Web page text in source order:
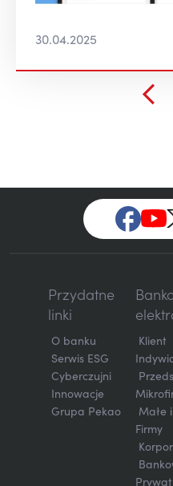
30.04.2025
Przydatne
linki
O banku
Serwis ESG
Cyberczujni
Innowacje
Grupa Pekao
Klient
Małe
Firmy